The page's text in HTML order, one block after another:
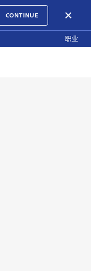
CONTINUE
职业